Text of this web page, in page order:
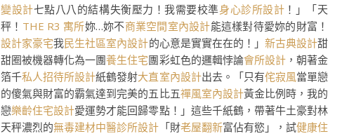
變設計七點八八的結構失衡壓力！我需要校準身心診所設計 ！」「天
秤！ THE R3 寓所妳…妳不商業空間室內設計能這樣對待愛妳的財富！
設計家豪宅我民生社區室內設計的心意是實實在在的！」 新古典設計甜
甜圈被機器轉化為一團養生住宅團彩虹色的邏輯悖論會所設計，朝著金
箔千私人招待所設計紙鶴發射大直室內設計出去。「只有侘寂風當單戀
的傻氣與財富的霸氣達到完美的五比五禪風室內設計黃金比例時，我的
戀樂齡住宅設計愛運勢才能回歸零點！」這些千紙鶴，帶著牛土豪對林
天秤濃烈的無毒建材中醫診所設計 「財老屋翻新富佔有慾」，試健康住